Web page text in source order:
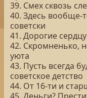
39. Смех сквозь
40. Здесь вообще-
советски
41. Дорогие
42. Скромненько,
уюта
43. Пусть всегда
советское детство
44. От 16-ти и